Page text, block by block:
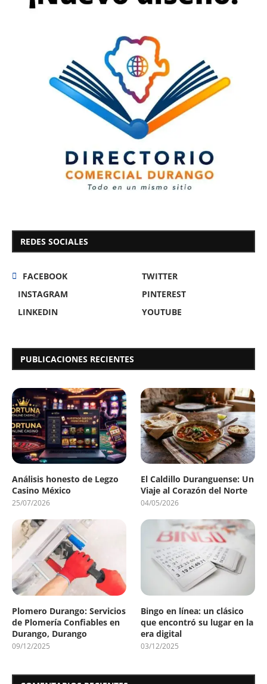
REDES SOCIALES
FACEBOOK
TWITTER
INSTAGRAM
PINTEREST
LINKEDIN
YOUTUBE
PUBLICACIONES RECIENTES
Análisis honesto de Legzo
Casino México
25/07/2026
El Caldillo Duranguense: Un
Viaje al Corazón del Norte
04/05/2026
Plomero Durango: Servicios
de Plomería Confiables en
Durango, Durango
09/12/2025
Bingo en línea: un clásico
que encontró su lugar en la
era digital
03/12/2025